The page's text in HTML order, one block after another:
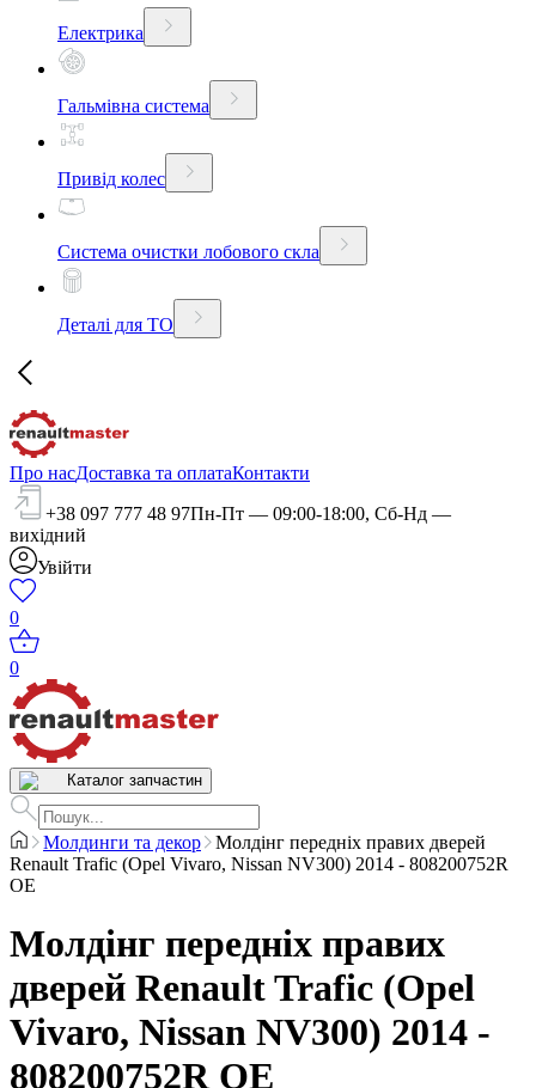
Електрика
Гальмівна система
Привід колес
Система очистки лобового скла
Деталі для ТО
Про насДоставка та оплатаКонтакти
+38 097 777 48 97Пн-Пт — 09:00-18:00, Сб-Нд —
вихідний
Увійти
0
0
Каталог запчастин
Молдинги та декор
Молдінг передніх правих дверей
Renault Trafic (Opel Vivaro, Nissan NV300) 2014 - 808200752R
OE
Молдінг передніх правих
дверей Renault Trafic (Opel
Vivaro, Nissan NV300) 2014 -
808200752R OE